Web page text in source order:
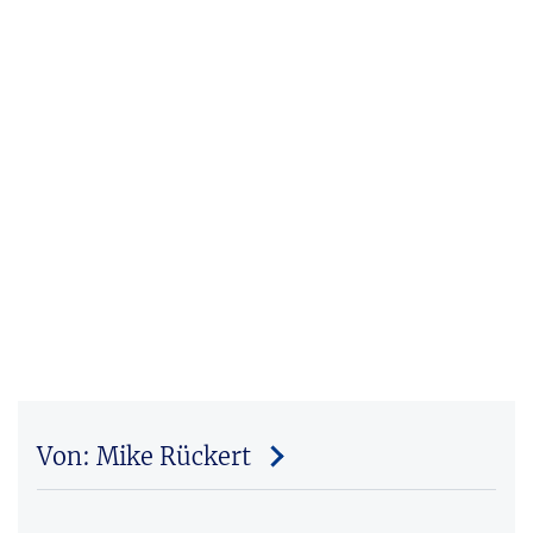
Von: Mike Rückert